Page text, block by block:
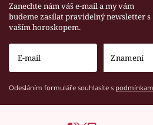
Zanechte nám váš e-mail a my vám
budeme zasílat pravidelný newsletter s
vaším horoskopem.
Odesláním formuláře souhlasíte s